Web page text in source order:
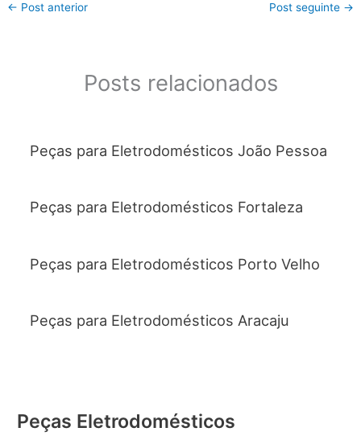
← Post anterior Post seguinte →
Posts relacionados
Peças para Eletrodomésticos João Pessoa
Peças para Eletrodomésticos Fortaleza
Peças para Eletrodomésticos Porto Velho
Peças para Eletrodomésticos Aracaju
Peças Eletrodomésticos